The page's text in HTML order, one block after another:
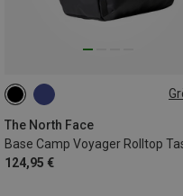
The North Face
Base Camp Voyager Rolltop
124,95 €
25L